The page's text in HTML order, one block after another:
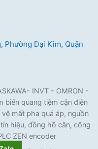
Phường Đại Kim, Quận
INVT - OMRON -
biến quang tiệm cận điện
mất pha quá áp, nguồn
hiệu, đồng hồ cân, công
ZEN encoder